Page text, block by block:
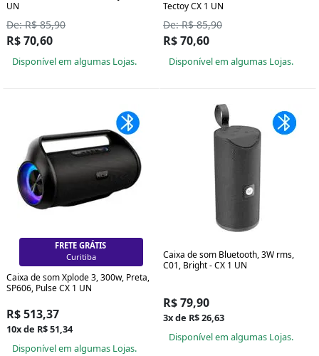
UN
De: R$ 85,90
R$ 70,60
Disponível em algumas Lojas.
Tectoy CX 1 UN
De: R$ 85,90
R$ 70,60
Disponível em algumas Lojas.
FRETE GRÁTIS
Curitiba
Caixa de som Xplode 3, 300w, Preta,
SP606, Pulse CX 1 UN
R$ 513,37
10x de R$ 51,34
Disponível em algumas Lojas.
Caixa de som Bluetooth, 3W rms,
C01, Bright - CX 1 UN
R$ 79,90
3x de R$ 26,63
Disponível em algumas Lojas.